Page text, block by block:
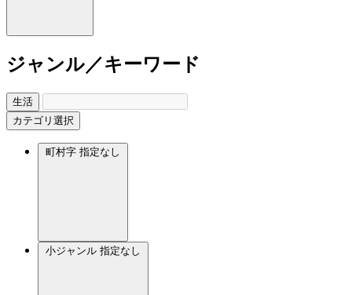
ジャンル／キーワード
生活
カテゴリ選択
町村字 指定なし
小ジャンル 指定なし